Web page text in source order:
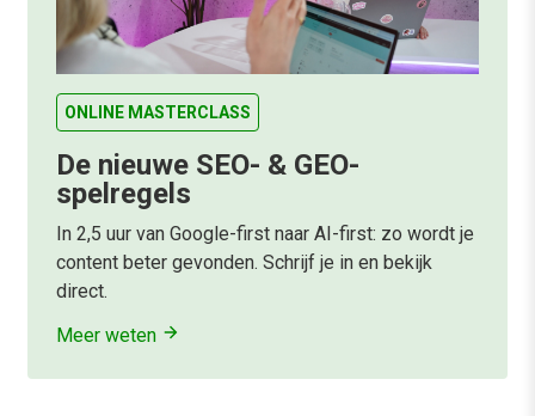
ONLINE MASTERCLASS
De nieuwe SEO- & GEO-
spelregels
In 2,5 uur van Google-first naar AI-first: zo wordt je
content beter gevonden. Schrijf je in en bekijk
direct.
Meer weten